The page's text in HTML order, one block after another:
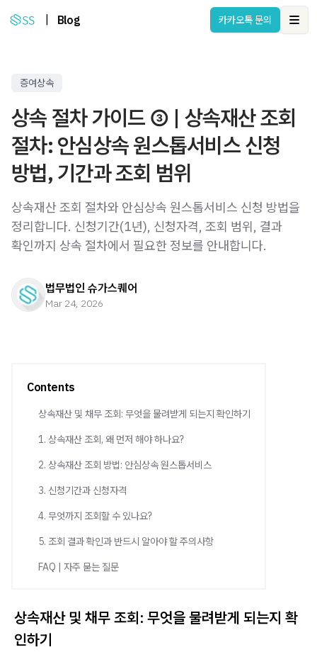
Blog 카카오톡 문의
증여상속
상속 절차 가이드 ③ | 상속재산 조회
절차: 안심상속 원스톱서비스 신청
방법, 기간과 조회 범위
상속재산 조회 절차와 안심상속 원스톱서비스 신청 방법을
정리합니다. 신청기간(1년), 신청자격, 조회 범위, 결과
확인까지 상속 절차에서 필요한 정보를 안내합니다.
법무법인 슈가스퀘어
Mar 24, 2026
Contents
상속재산 및 채무 조회: 무엇을 물려받게 되는지 확인하기
1. 상속재산 조회, 왜 먼저 해야 하나요?
2. 상속재산 조회 방법: 안심상속 원스톱서비스
3. 신청기간과 신청자격
4. 무엇까지 조회할 수 있나요?
5. 조회 결과 확인과 반드시 알아야 할 주의사항
FAQ | 자주 묻는 질문
상속재산 및 채무 조회: 무엇을 물려받게 되는지 확
인하기